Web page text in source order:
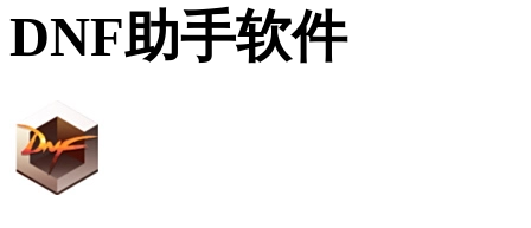
DNF助手软件